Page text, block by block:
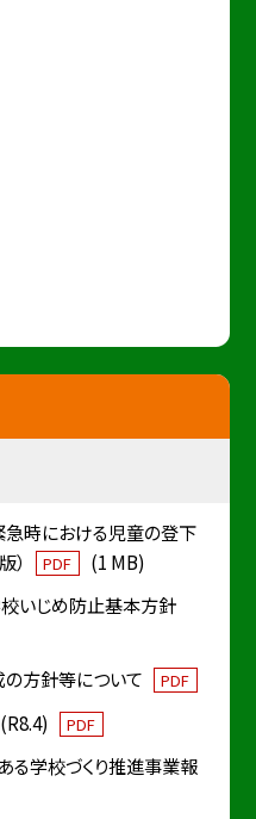
急時における児童の登下
）
PDF
(1 MB)
いじめ防止基本方針
の方針等について PDF
PDF
る学校づくり推進事業報